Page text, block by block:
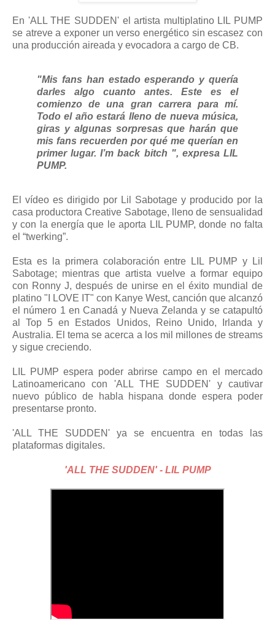
En 'ALL THE SUDDEN' el artista multiplatino LIL PUMP
se atreve a exponer un verso energético sin escasez con
una producción aireada y evocadora a cargo de CB.
"Mis fans han estado esperando y quería
darles algo cuanto antes. Este es el
comienzo de una gran carrera para mí.
Todo el año estará lleno de nueva música,
giras y algunas sorpresas que harán que
mis fans recuerden por qué me querían en
primer lugar. I’m back bitch ", expresa LIL
PUMP.
El vídeo es dirigido por Lil Sabotage y producido por la
casa productora Creative Sabotage, lleno de sensualidad
y con la energía que le aporta LIL PUMP, donde no falta
el “twerking”.
Esta es la primera colaboración entre LIL PUMP y Lil
Sabotage; mientras que artista vuelve a formar equipo
con Ronny J, después de unirse en el éxito mundial de
platino "I LOVE IT" con Kanye West, canción que alcanzó
el número 1 en Canadá y Nueva Zelanda y se catapultó
al Top 5 en Estados Unidos, Reino Unido, Irlanda y
Australia. El tema se acerca a los mil millones de streams
y sigue creciendo.
LIL PUMP espera poder abrirse campo en el mercado
Latinoamericano con 'ALL THE SUDDEN' y cautivar
nuevo público de habla hispana donde espera poder
presentarse pronto.
'ALL THE SUDDEN' ya se encuentra en todas las
plataformas digitales.
'ALL THE SUDDEN' - LIL PUMP